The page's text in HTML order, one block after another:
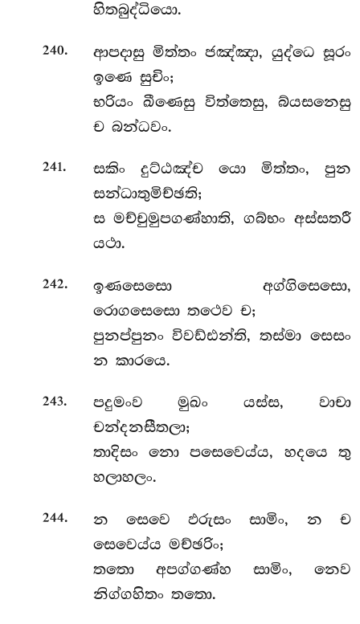
හිතබුද්ධියො.
240. ආපදාසුමිත්තං ජඤ්ඤා, යුද්ධෙ සූරං
ඉණෙ සුචිං;
භරියං ඛීණෙසු විත්තෙසු, බ්යසනෙසු
ච බන්ධවං.
241.
සකිං දුට්ඨඤ්ච යො මිත්තං, පුන
සන්ධාතුමිච්ඡති;
ස මච්චුමුපගණ්හාති, ගබ්භං අස්සතරී
යථා.
242. ඉණසෙසො අග්ගිසෙසො,
රොගසෙසො තථෙව ච;
පුනප්පුනං විවඩ්ඪන්ති, තස්මා සෙසං
න කාරයෙ.
243.
පදුමංව මුඛං යස්ස, වාචා
චන්දනසීතලා;
තාදිසං නො පසෙවෙය්ය, හදයෙ තු
හලාහලං.
244. න සෙවෙ ඵරුසං සාමිං, න ච
සෙවෙය්ය මච්ඡරිං;
තතො අපග්ගණ්හ සාමිං, නෙව
නිග්ගහිතං තතො.